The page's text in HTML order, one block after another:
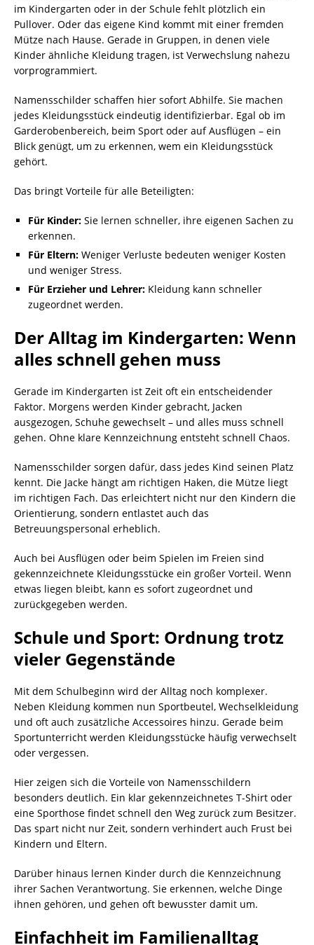
im Kindergarten oder in der Schule fehlt plötzlich ein
Pullover. Oder das eigene Kind kommt mit einer fremden
Mütze nach Hause. Gerade in Gruppen, in denen viele
Kinder ähnliche Kleidung tragen, ist Verwechslung nahezu
vorprogrammiert.
Namensschilder schaffen hier sofort Abhilfe. Sie machen
jedes Kleidungsstück eindeutig identifizierbar. Egal ob im
Garderobenbereich, beim Sport oder auf Ausflügen – ein
Blick genügt, um zu erkennen, wem ein Kleidungsstück
gehört.
Das bringt Vorteile für alle Beteiligten:
Für Kinder: Sie lernen schneller, ihre eigenen Sachen zu
erkennen.
Für Eltern: Weniger Verluste bedeuten weniger Kosten
und weniger Stress.
Für Erzieher und Lehrer: Kleidung kann schneller
zugeordnet werden.
Der Alltag im Kindergarten: Wenn
alles schnell gehen muss
Gerade im Kindergarten ist Zeit oft ein entscheidender
Faktor. Morgens werden Kinder gebracht, Jacken
ausgezogen, Schuhe gewechselt – und alles muss schnell
gehen. Ohne klare Kennzeichnung entsteht schnell Chaos.
Namensschilder sorgen dafür, dass jedes Kind seinen Platz
kennt. Die Jacke hängt am richtigen Haken, die Mütze liegt
im richtigen Fach. Das erleichtert nicht nur den Kindern die
Orientierung, sondern entlastet auch das
Betreuungspersonal erheblich.
Auch bei Ausflügen oder beim Spielen im Freien sind
gekennzeichnete Kleidungsstücke ein großer Vorteil. Wenn
etwas liegen bleibt, kann es sofort zugeordnet und
zurückgegeben werden.
Schule und Sport: Ordnung trotz
vieler Gegenstände
Mit dem Schulbeginn wird der Alltag noch komplexer.
Neben Kleidung kommen nun Sportbeutel, Wechselkleidung
und oft auch zusätzliche Accessoires hinzu. Gerade beim
Sportunterricht werden Kleidungsstücke häufig verwechselt
oder vergessen.
Hier zeigen sich die Vorteile von Namensschildern
besonders deutlich. Ein klar gekennzeichnetes T-Shirt oder
eine Sporthose findet schnell den Weg zurück zum Besitzer.
Das spart nicht nur Zeit, sondern verhindert auch Frust bei
Kindern und Eltern.
Darüber hinaus lernen Kinder durch die Kennzeichnung
ihrer Sachen Verantwortung. Sie erkennen, welche Dinge
ihnen gehören, und gehen oft bewusster damit um.
Einfachheit im Familienalltag